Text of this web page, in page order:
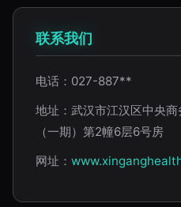
联系我们
电话：027-887**
地址：武汉市江汉区中央
（一期）第2幢6层6号房
网址：